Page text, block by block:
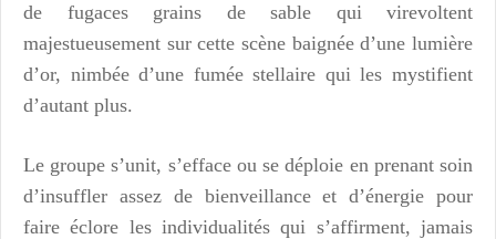
de fugaces grains de sable qui virevoltent
majestueusement sur cette scène baignée d’une lumière
d’or, nimbée d’une fumée stellaire qui les mystifient
d’autant plus.
Le groupe s’unit, s’efface ou se déploie en prenant soin
d’insuffler assez de bienveillance et d’énergie pour
faire éclore les individualités qui s’affirment, jamais